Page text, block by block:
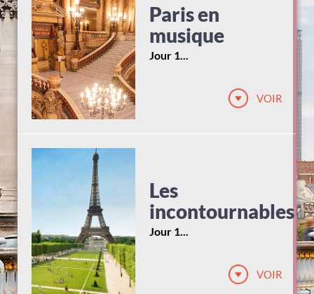
Paris en
musique
Jour 1...
VOIR
Les
incontournables
Jour 1...
VOIR